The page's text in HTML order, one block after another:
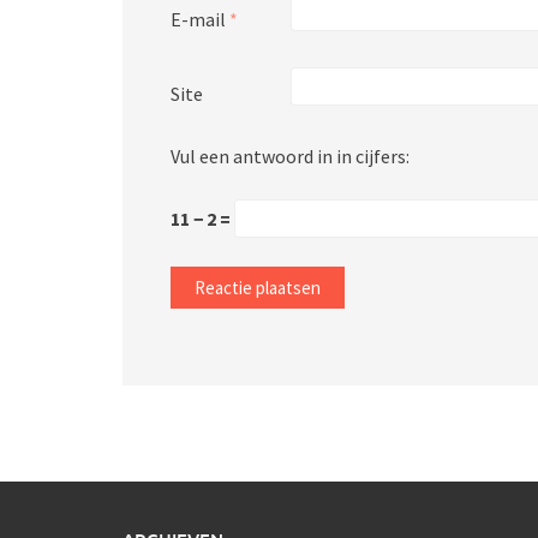
E-mail *
Site
Vul een antwoord in in cijfers:
11 − 2 =